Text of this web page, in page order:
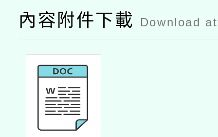
內容附件下載 Download